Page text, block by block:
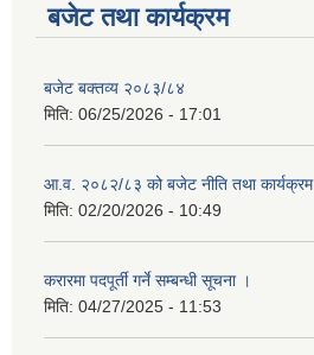
बजेट तथा कार्यक्रम
बजेट बक्तव्य २०८३/८४
मिति: 06/25/2026 - 17:01
आ.व. २०८२/८३ को बजेट नीति तथा कार्यक्रम
मिति: 02/20/2026 - 10:49
करारमा पदपूर्ती गर्ने सम्बन्धी सूचना ।
मिति: 04/27/2025 - 11:53